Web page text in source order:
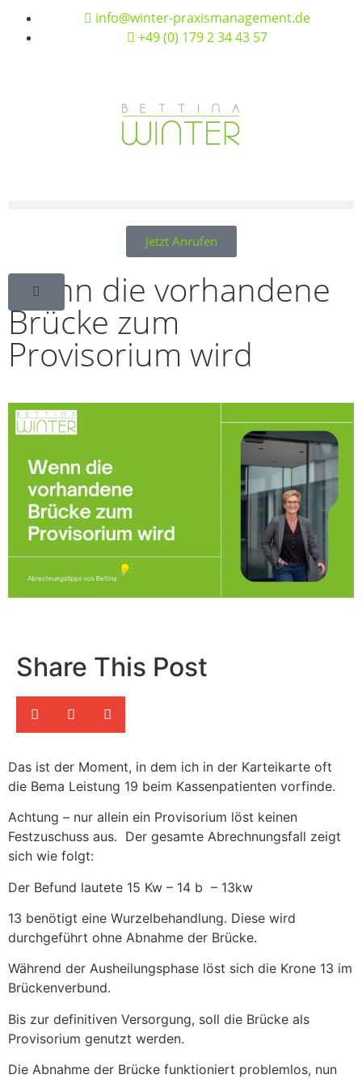
info@winter-praxismanagement.de
+49 (0) 179 2 34 43 57
Jetzt Anrufen
Wenn die vorhandene
Brücke zum
Provisorium wird
Share This Post
Das ist der Moment, in dem ich in der Karteikarte oft
die Bema Leistung 19 beim Kassenpatienten vorfinde.
Achtung – nur allein ein Provisorium löst keinen
Festzuschuss aus. Der gesamte Abrechnungsfall zeigt
sich wie folgt:
Der Befund lautete 15 Kw – 14 b – 13kw
13 benötigt eine Wurzelbehandlung. Diese wird
durchgeführt ohne Abnahme der Brücke.
Während der Ausheilungsphase löst sich die Krone 13 im
Brückenverbund.
Bis zur definitiven Versorgung, soll die Brücke als
Provisorium genutzt werden.
Die Abnahme der Brücke funktioniert problemlos, nun